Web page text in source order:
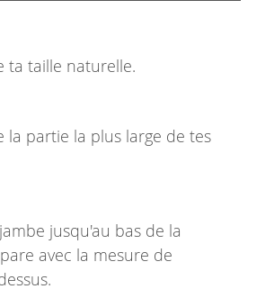
ta taille naturelle.
la partie la plus large de tes
jusqu'au bas de la
avec la mesure de